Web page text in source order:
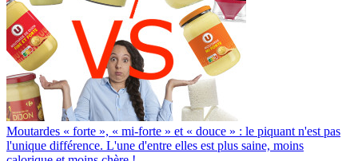
Moutardes « forte », « mi-forte » et « douce » : le piquant n'est pas
l'unique différence. L'une d'entre elles est plus saine, moins